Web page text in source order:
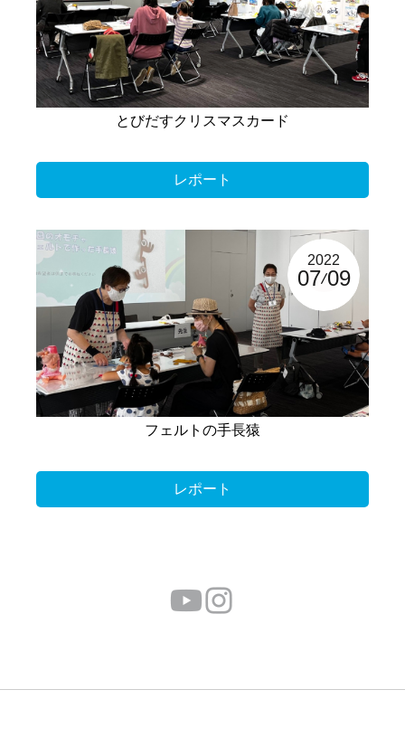
とびだすクリスマスカード
レポート
2022
07 09
フェルトの手長猿
レポート